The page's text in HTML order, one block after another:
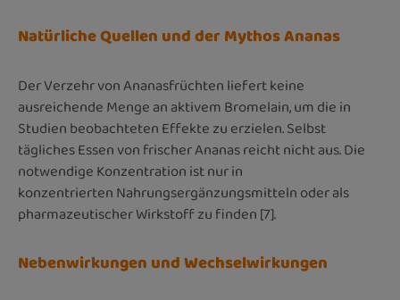
Natürliche Quellen und der Mythos Ananas
Der Verzehr von Ananasfrüchten liefert keine
ausreichende Menge an aktivem Bromelain, um die in
Studien beobachteten Effekte zu erzielen. Selbst
tägliches Essen von frischer Ananas reicht nicht aus. Die
notwendige Konzentration ist nur in
konzentrierten Nahrungsergänzungsmitteln oder als
pharmazeutischer Wirkstoff zu finden [7].
Nebenwirkungen und Wechselwirkungen